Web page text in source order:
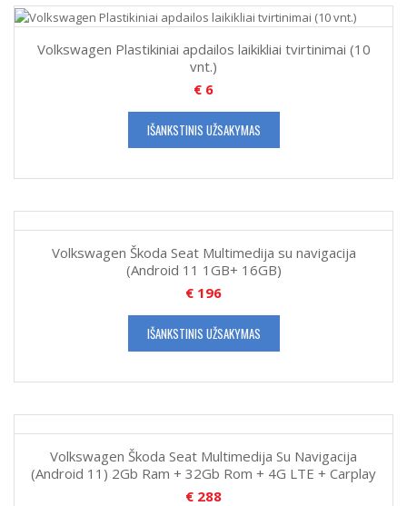
Volkswagen Plastikiniai apdailos laikikliai tvirtinimai (10
vnt.)
€ 6
IŠANKSTINIS UŽSAKYMAS
Volkswagen Škoda Seat Multimedija su navigacija
(Android 11 1GB+ 16GB)
€ 196
IŠANKSTINIS UŽSAKYMAS
Volkswagen Škoda Seat Multimedija Su Navigacija
(Android 11) 2Gb Ram + 32Gb Rom + 4G LTE + Carplay
€ 288